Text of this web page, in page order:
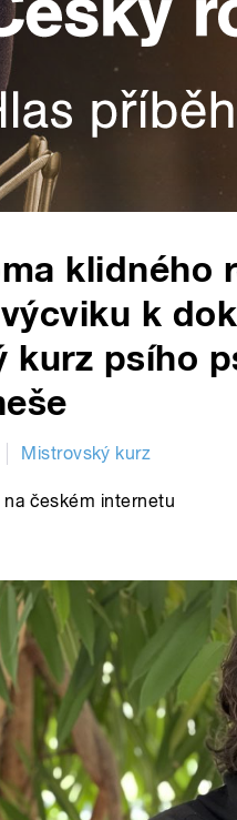
klidného
k
kurz psího
Mistrovský kurz
českém internetu